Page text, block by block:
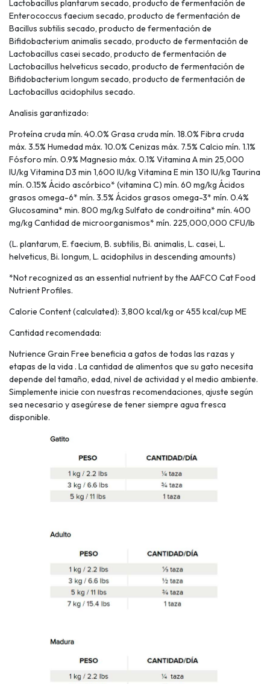
Lactobacillus plantarum secado, producto de fermentación de
Enterococcus faecium secado, producto de fermentación de
Bacillus subtilis secado, producto de fermentación de
Bifidobacterium animalis secado, producto de fermentación de
Lactobacillus casei secado, producto de fermentación de
Lactobacillus helveticus secado, producto de fermentación de
Bifidobacterium longum secado, producto de fermentación de
Lactobacillus acidophilus secado.
Analisis garantizado:
Proteína cruda mín. 40.0% Grasa cruda mín. 18.0% Fibra cruda
máx. 3.5% Humedad máx. 10.0% Cenizas máx. 7.5% Calcio mín. 1.1%
Fósforo mín. 0.9% Magnesio máx. 0.1% Vitamina A min 25,000
IU/kg Vitamina D3 min 1,600 IU/kg Vitamina E min 130 IU/kg Taurina
mín. 0.15% Ácido ascórbico* (vitamina C) mín. 60 mg/kg Ácidos
grasos omega-6* mín. 3.5% Ácidos grasos omega-3* mín. 0.4%
Glucosamina* min. 800 mg/kg Sulfato de condroitina* mín. 400
mg/kg Cantidad de microorganismos* mín. 225,000,000 CFU/lb
(L. plantarum, E. faecium, B. subtilis, Bi. animalis, L. casei, L.
helveticus, Bi. longum, L. acidophilus in descending amounts)
*Not recognized as an essential nutrient by the AAFCO Cat Food
Nutrient Profiles.
Calorie Content (calculated): 3,800 kcal/kg or 455 kcal/cup ME
Cantidad recomendada:
Nutrience Grain Free beneficia a gatos de todas las razas y
etapas de la vida . La cantidad de alimentos que su gato necesita
depende del tamaño, edad, nivel de actividad y el medio ambiente.
Simplemente inicie con nuestras recomendaciones, ajuste según
sea necesario y asegúrese de tener siempre agua fresca
disponible.